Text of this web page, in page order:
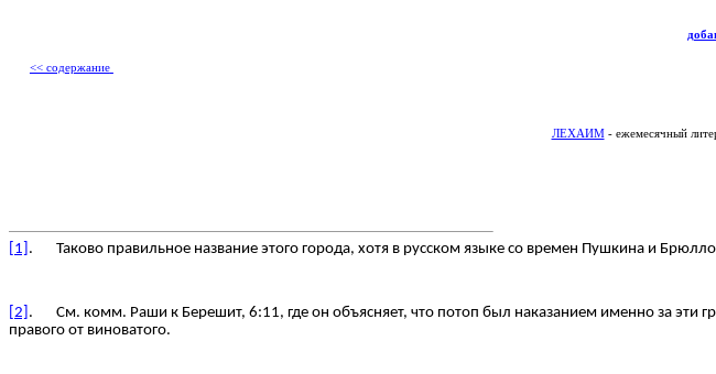
<< содержание
ЛЕХАИМ- ежемесячный
[1] . Таково правильное название этого города, хотя в русском языке со времен Пушкина и
[2] . См. комм. Раши к Берешит, 6:11, где он объясняет, что потоп был наказанием именно за эти
правого от виноватого.